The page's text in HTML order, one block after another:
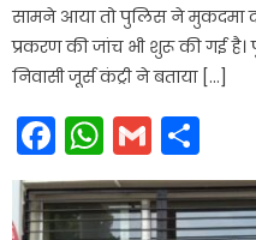
सामने आया तो पुलिस ने मुकदमा
प्रकरण की जांच भी शुरू की गई
निवासी जूर्स कंट्री ने बताया […]
Facebook
Gmail